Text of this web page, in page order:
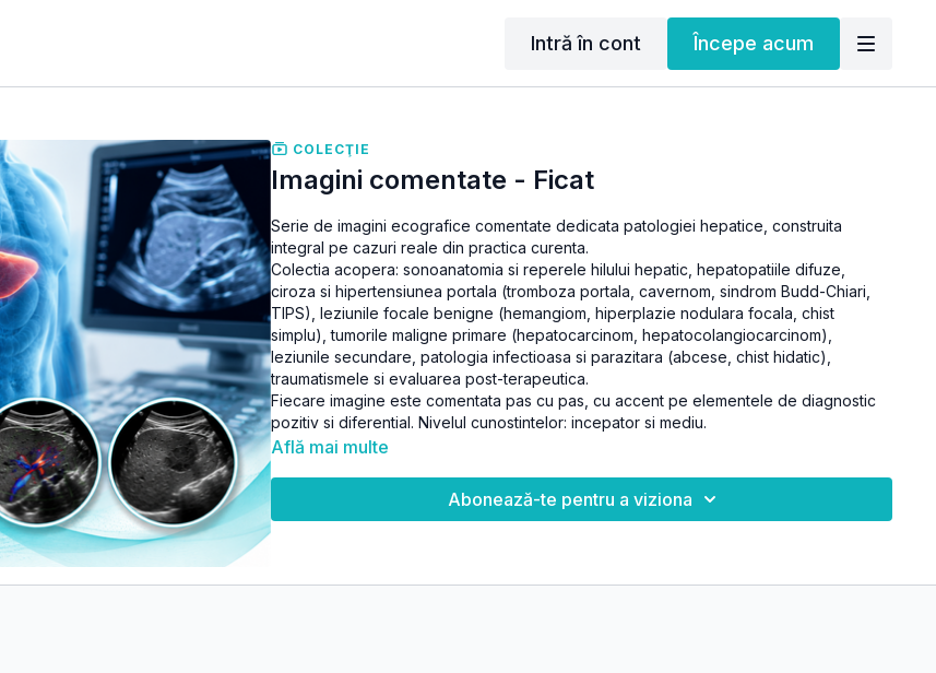
Intră în cont Începe acum
COLECŢIE
Imagini comentate - Ficat
Serie de imagini ecografice comentate dedicata patologiei hepatice, construita
integral pe cazuri reale din practica curenta.
Colectia acopera: sonoanatomia si reperele hilului hepatic, hepatopatiile difuze,
ciroza si hipertensiunea portala (tromboza portala, cavernom, sindrom Budd-Chiari,
TIPS), leziunile focale benigne (hemangiom, hiperplazie nodulara focala, chist
simplu), tumorile maligne primare (hepatocarcinom, hepatocolangiocarcinom),
leziunile secundare, patologia infectioasa si parazitara (abcese, chist hidatic),
traumatismele si evaluarea post-terapeutica.
Fiecare imagine este comentata pas cu pas, cu accent pe elementele de diagnostic
pozitiv si diferential. Nivelul cunostintelor: incepator si mediu.
Află mai multe
Abonează-te pentru a viziona